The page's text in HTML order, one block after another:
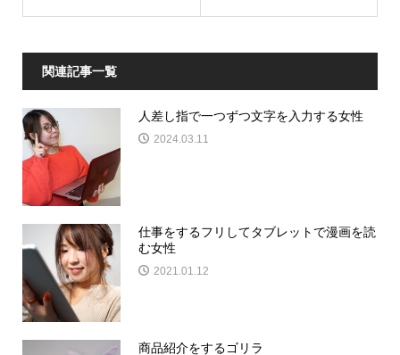
関連記事一覧
人差し指で一つずつ文字を入力する女性
2024.03.11
仕事をするフリしてタブレットで漫画を読
む女性
2021.01.12
商品紹介をするゴリラ